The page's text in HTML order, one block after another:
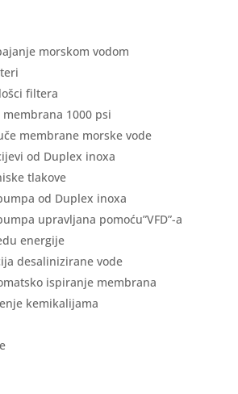
morskom vodom
filtera
membrana 1000 psi
membrane morske vode
od Duplex inoxa
tlakove
od Duplex inoxa
upravljana pomoću”VFD”-a
energije
desalinizirane vode
ispiranje membrana
kemikalijama